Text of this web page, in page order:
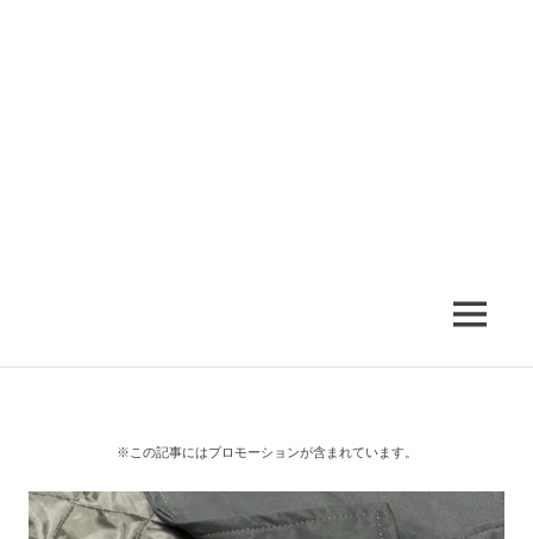
MENU
※この記事にはプロモーションが含まれています。